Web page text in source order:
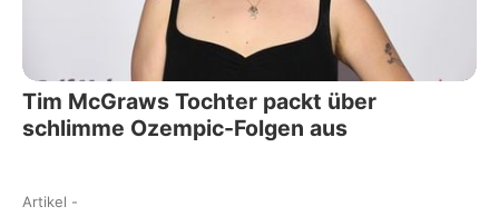
Tim McGraws Tochter packt über
schlimme Ozempic-Folgen aus
Artikel -